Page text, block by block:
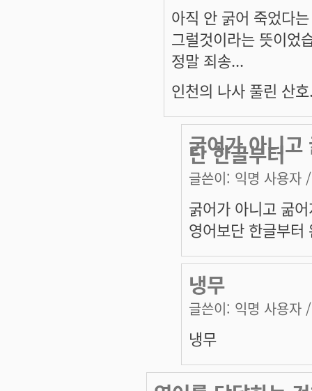
아직 안 굵어 죽었다
그럴것이라는 뜻이었
정말 죄송...
인천의 나사 풀린 산
굵어가 아니
단 한글부터
글쓴이: 익명 사용자
굵어가 아니고 굶
영어보단 한글부터
냉무
글쓴이: 익명 사용자
냉무